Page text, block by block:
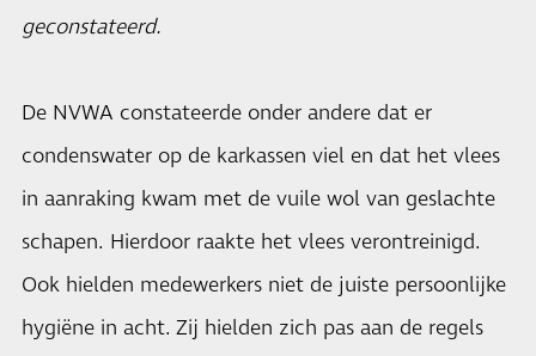
geconstateerd.
De NVWA constateerde onder andere dat er
condenswater op de karkassen viel en dat het vlees
in aanraking kwam met de vuile wol van geslachte
schapen. Hierdoor raakte het vlees verontreinigd.
Ook hielden medewerkers niet de juiste persoonlijke
hygiëne in acht. Zij hielden zich pas aan de regels